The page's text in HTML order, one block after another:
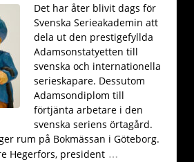
Det har åter blivit dags för
Svenska Serieakademin att
dela ut den prestigefyllda
Adamsonstatyetten till
svenska och internationella
serieskapare. Dessutom
Adamsondiplom till
förtjänta arbetare i den
svenska seriens örtagård.
rum på Bokmässan i Göteborg.
Hegerfors, president …